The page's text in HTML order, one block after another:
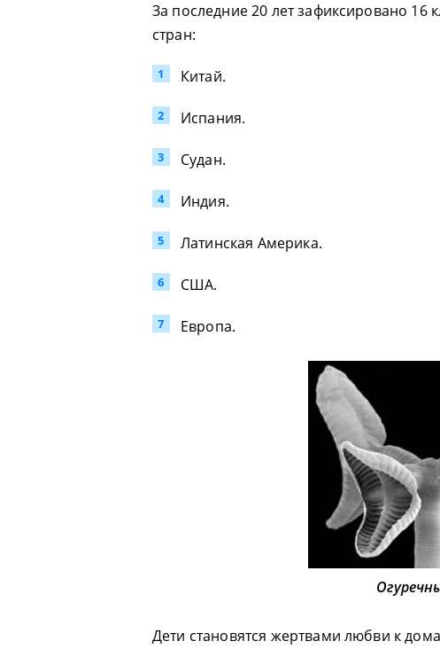
За последние 20 лет зафиксировано 16
стран:
Китай.
Испания.
Судан.
Индия.
Латинская Америка.
США.
Европа.
Дети становятся жертвами любви к